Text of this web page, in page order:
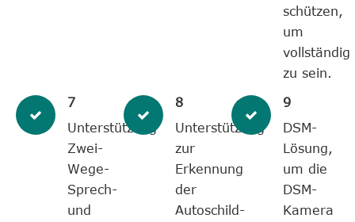
schützen,
um
vollständig
zu sein.
7
Unterstützung
Zwei-
Wege-
Sprech-
und
8
Unterstützung
zur
Erkennung
der
Autoschild-
9
DSM-
Lösung,
um die
DSM-
Kamera